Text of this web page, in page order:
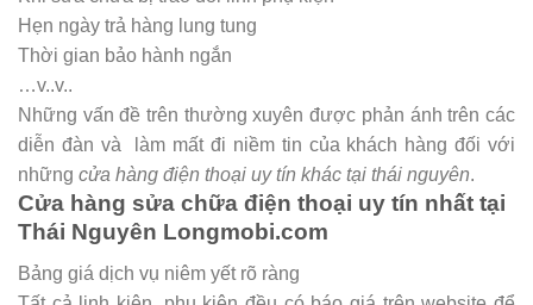
Hẹn ngày trả hàng lung tung
Thời gian bảo hành ngắn
…v..v..
Những vấn đề trên thường xuyên được phản ánh trên các
diễn đàn và làm mất đi niềm tin của khách hàng đối với
những cửa hàng điện thoại uy tín khác tại thái nguyên.
Cửa hàng sửa chữa điện thoại uy tín nhất tại
Thái Nguyên Longmobi.com
Bảng giá dịch vụ niêm yết rõ ràng